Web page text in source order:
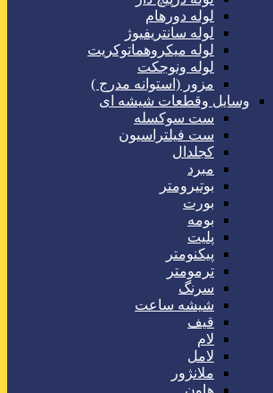
لوله دورهام
لوله سانتریفیوژ
لوله میکروهماتوکریت
لوله ونوجکت
مزور (استوانه مدرج )
وسایل وقطعات شیشه ای
ست سوکسله
ست فیلتراسیون
کجلدال
مبرد
بوتیرومتر
بورت
بومه
پلیت
پیکنومتر
ترمومتر
سرنگ
شیشه ساعت
قیف
لام
لامل
ملانژور
هاون